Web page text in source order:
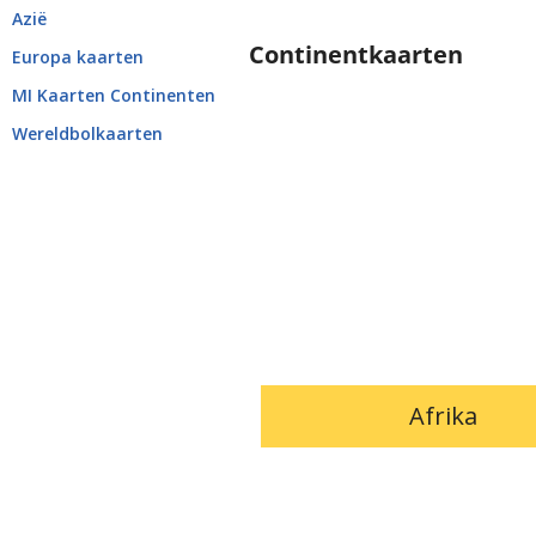
Azië
Europa kaarten
MI Kaarten Continenten
Wereldbolkaarten
Continentkaarten
Afrika